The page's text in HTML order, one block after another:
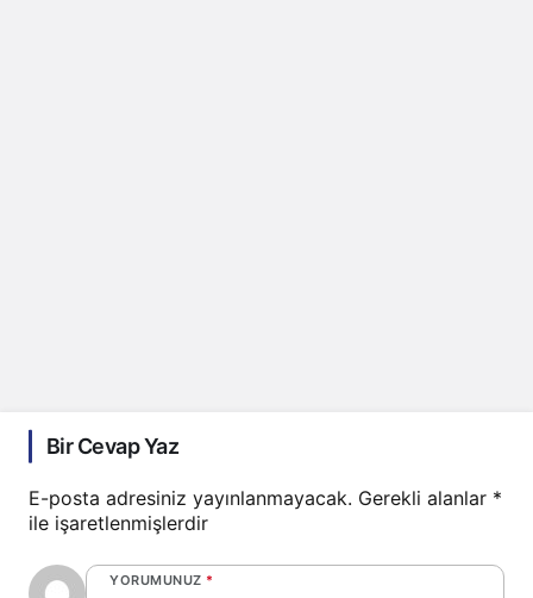
Bir Cevap Yaz
E-posta adresiniz yayınlanmayacak. Gerekli alanlar *
ile işaretlenmişlerdir
YORUMUNUZ *